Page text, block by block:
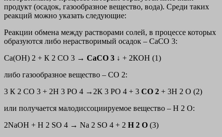
продукт (осадок, газообразное вещество, вода). Среди таких
реакций можно указать следующие:
Реакции обмена между растворами солей, в процессе которых
образуются либо нерастворимый осадок – СаСО 3:
Са(ОН) 2 + К 2 СО 3 → СаСО 3 ↓ + 2КОН (1)
либо газообразное вещество – СО 2:
3 К 2 СО 3 + 2Н 3 РО 4 →2К 3 РО 4 + 3 СО 2 + 3Н 2 О (2)
или получается малодиссоциируемое вещество – Н 2 О:
2NaOH + H 2 SO 4 → Na 2 SO 4 + 2 H 2 O (3)